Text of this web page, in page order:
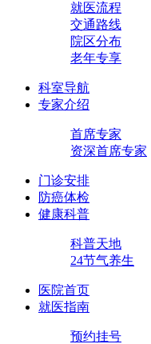
就医流程
交通路线
院区分布
老年专享
科室导航
专家介绍
首席专家
资深首席专家
门诊安排
防癌体检
健康科普
科普天地
24节气养生
医院首页
就医指南
预约挂号